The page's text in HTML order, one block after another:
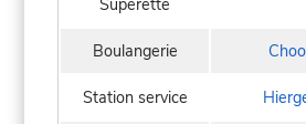
Supérette
Boulangerie
Station service